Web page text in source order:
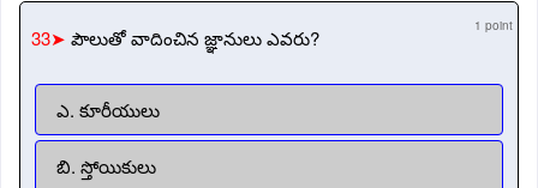
33➤ పౌలుతో వాదించిన జ్ఞానులు ఎవరు? 1 point
ఎ. కూరీయులు
బి. స్తోయికులు